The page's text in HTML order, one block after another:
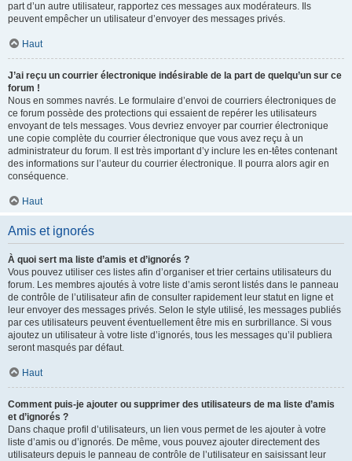
part d’un autre utilisateur, rapportez ces messages aux modérateurs. Ils
peuvent empêcher un utilisateur d’envoyer des messages privés.
Haut
J’ai reçu un courrier électronique indésirable de la part de quelqu’un sur ce
forum !
Nous en sommes navrés. Le formulaire d’envoi de courriers électroniques de
ce forum possède des protections qui essaient de repérer les utilisateurs
envoyant de tels messages. Vous devriez envoyer par courrier électronique
une copie complète du courrier électronique que vous avez reçu à un
administrateur du forum. Il est très important d’y inclure les en-têtes contenant
des informations sur l’auteur du courrier électronique. Il pourra alors agir en
conséquence.
Haut
Amis et ignorés
À quoi sert ma liste d’amis et d’ignorés ?
Vous pouvez utiliser ces listes afin d’organiser et trier certains utilisateurs du
forum. Les membres ajoutés à votre liste d’amis seront listés dans le panneau
de contrôle de l’utilisateur afin de consulter rapidement leur statut en ligne et
leur envoyer des messages privés. Selon le style utilisé, les messages publiés
par ces utilisateurs peuvent éventuellement être mis en surbrillance. Si vous
ajoutez un utilisateur à votre liste d’ignorés, tous les messages qu’il publiera
seront masqués par défaut.
Haut
Comment puis-je ajouter ou supprimer des utilisateurs de ma liste d’amis
et d’ignorés ?
Dans chaque profil d’utilisateurs, un lien vous permet de les ajouter à votre
liste d’amis ou d’ignorés. De même, vous pouvez ajouter directement des
utilisateurs depuis le panneau de contrôle de l’utilisateur en saisissant leur